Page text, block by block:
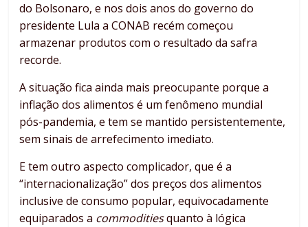
do Bolsonaro, e nos dois anos do governo do
presidente Lula a CONAB recém começou
armazenar produtos com o resultado da safra
recorde.
A situação fica ainda mais preocupante porque a
inflação dos alimentos é um fenômeno mundial
pós-pandemia, e tem se mantido persistentemente,
sem sinais de arrefecimento imediato.
E tem outro aspecto complicador, que é a
“internacionalização” dos preços dos alimentos
inclusive de consumo popular, equivocadamente
equiparados a commoditiesquanto à lógica